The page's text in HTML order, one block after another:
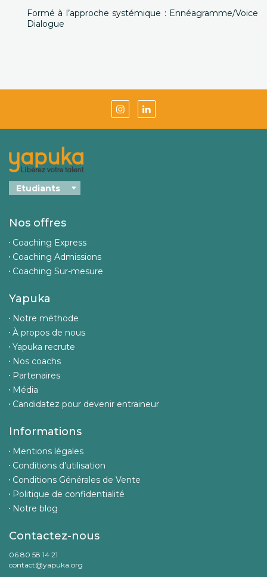
Formé à l’approche systémique : Ennéagramme/Voice
Dialogue
Nos offres
Coaching Express
Coaching Admissions
Coaching Sur-mesure
Yapuka
Notre méthode
À propos de nous
Yapuka recrute
Nos coachs
Partenaires
Média
Candidatez pour devenir entraineur
Informations
Mentions légales
Conditions d’utilisation
Conditions Générales de Vente
Politique de confidentialité
Notre blog
Contactez-nous
06 80 58 14 21
contact@yapuka.org